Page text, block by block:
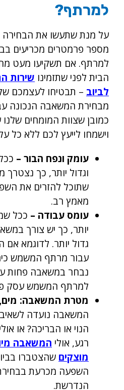
למרתף?
על מנת שתעשו את הבחירה
מספר פרמטרים מכריעים
למרתף. אם תשקיעו מעט
הבית לפני שתזמינו שירות
לביוב – תבטיחו לעצמכם
מבחירת המשאבה הנכונה
כמובן שצוות המומחים
וישמחו לייעץ לכם ללא כל
עומק ונפח הבור –
וגדול יותר, כך
שתוכל להזרים את
מאמץ רב.
עומס עבודה – ככל
יותר, כך יש צורך
גדול יותר. לדוגמא
עבור מרתף המשמש
נבחר במשאבה פחות
למרתף המשמש עסק
מטרת המשאבה: מים,
המשאבה נועדה
הנוי או הבריכה? או
רגע, אולי המשאבה
מוצקים שהצטברו
השפעה מכרעת
הנדרשת.